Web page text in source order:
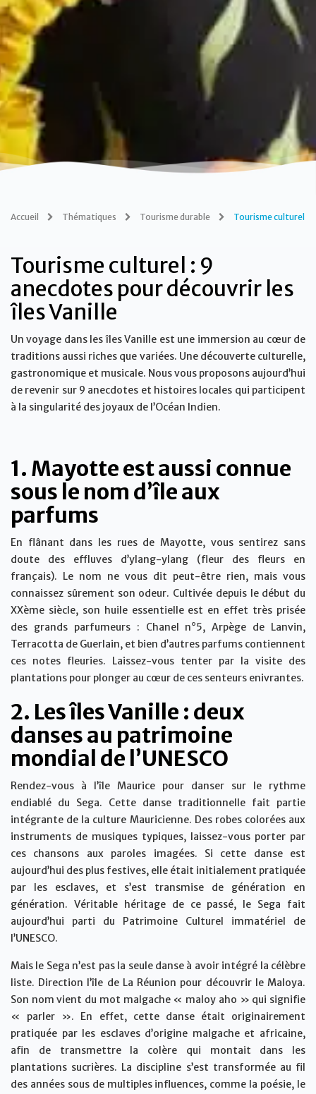
Accueil Thématiques Tourisme durable Tourisme culturel
Tourisme culturel : 9
anecdotes pour découvrir les
îles Vanille
Un voyage dans les îles Vanille est une immersion au cœur de
traditions aussi riches que variées. Une découverte culturelle,
gastronomique et musicale. Nous vous proposons aujourd’hui
de revenir sur 9 anecdotes et histoires locales qui participent
à la singularité des joyaux de l’Océan Indien.
1. Mayotte est aussi connue
sous le nom d’île aux
parfums
En flânant dans les rues de Mayotte, vous sentirez sans
doute des effluves d’ylang-ylang (fleur des fleurs en
français). Le nom ne vous dit peut-être rien, mais vous
connaissez sûrement son odeur. Cultivée depuis le début du
XXème siècle, son huile essentielle est en effet très prisée
des grands parfumeurs : Chanel n°5, Arpège de Lanvin,
Terracotta de Guerlain, et bien d’autres parfums contiennent
ces notes fleuries. Laissez-vous tenter par la visite des
plantations pour plonger au cœur de ces senteurs enivrantes.
2. Les îles Vanille : deux
danses au patrimoine
mondial de l’UNESCO
Rendez-vous à l’île Maurice pour danser sur le rythme
endiablé du Sega. Cette danse traditionnelle fait partie
intégrante de la culture Mauricienne. Des robes colorées aux
instruments de musiques typiques, laissez-vous porter par
ces chansons aux paroles imagées. Si cette danse est
aujourd’hui des plus festives, elle était initialement pratiquée
par les esclaves, et s’est transmise de génération en
génération. Véritable héritage de ce passé, le Sega fait
aujourd’hui parti du Patrimoine Culturel immatériel de
l’UNESCO.
Mais le Sega n’est pas la seule danse à avoir intégré la célèbre
liste. Direction l’île de La Réunion pour découvrir le Maloya.
Son nom vient du mot malgache « maloy aho » qui signifie
« parler ». En effet, cette danse était originairement
pratiquée par les esclaves d’origine malgache et africaine,
afin de transmettre la colère qui montait dans les
plantations sucrières. La discipline s’est transformée au fil
des années sous de multiples influences, comme la poésie, le